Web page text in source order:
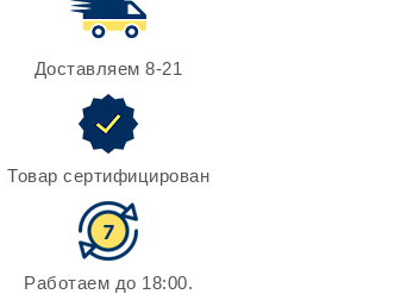
Доставляем 8-21
Товар сертифицирован
Работаем до 18:00.